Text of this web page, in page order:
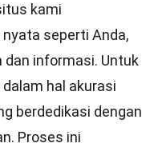
kami
seperti Anda,
informasi. Untuk
hal akurasi
berdedikasi dengan
Proses ini